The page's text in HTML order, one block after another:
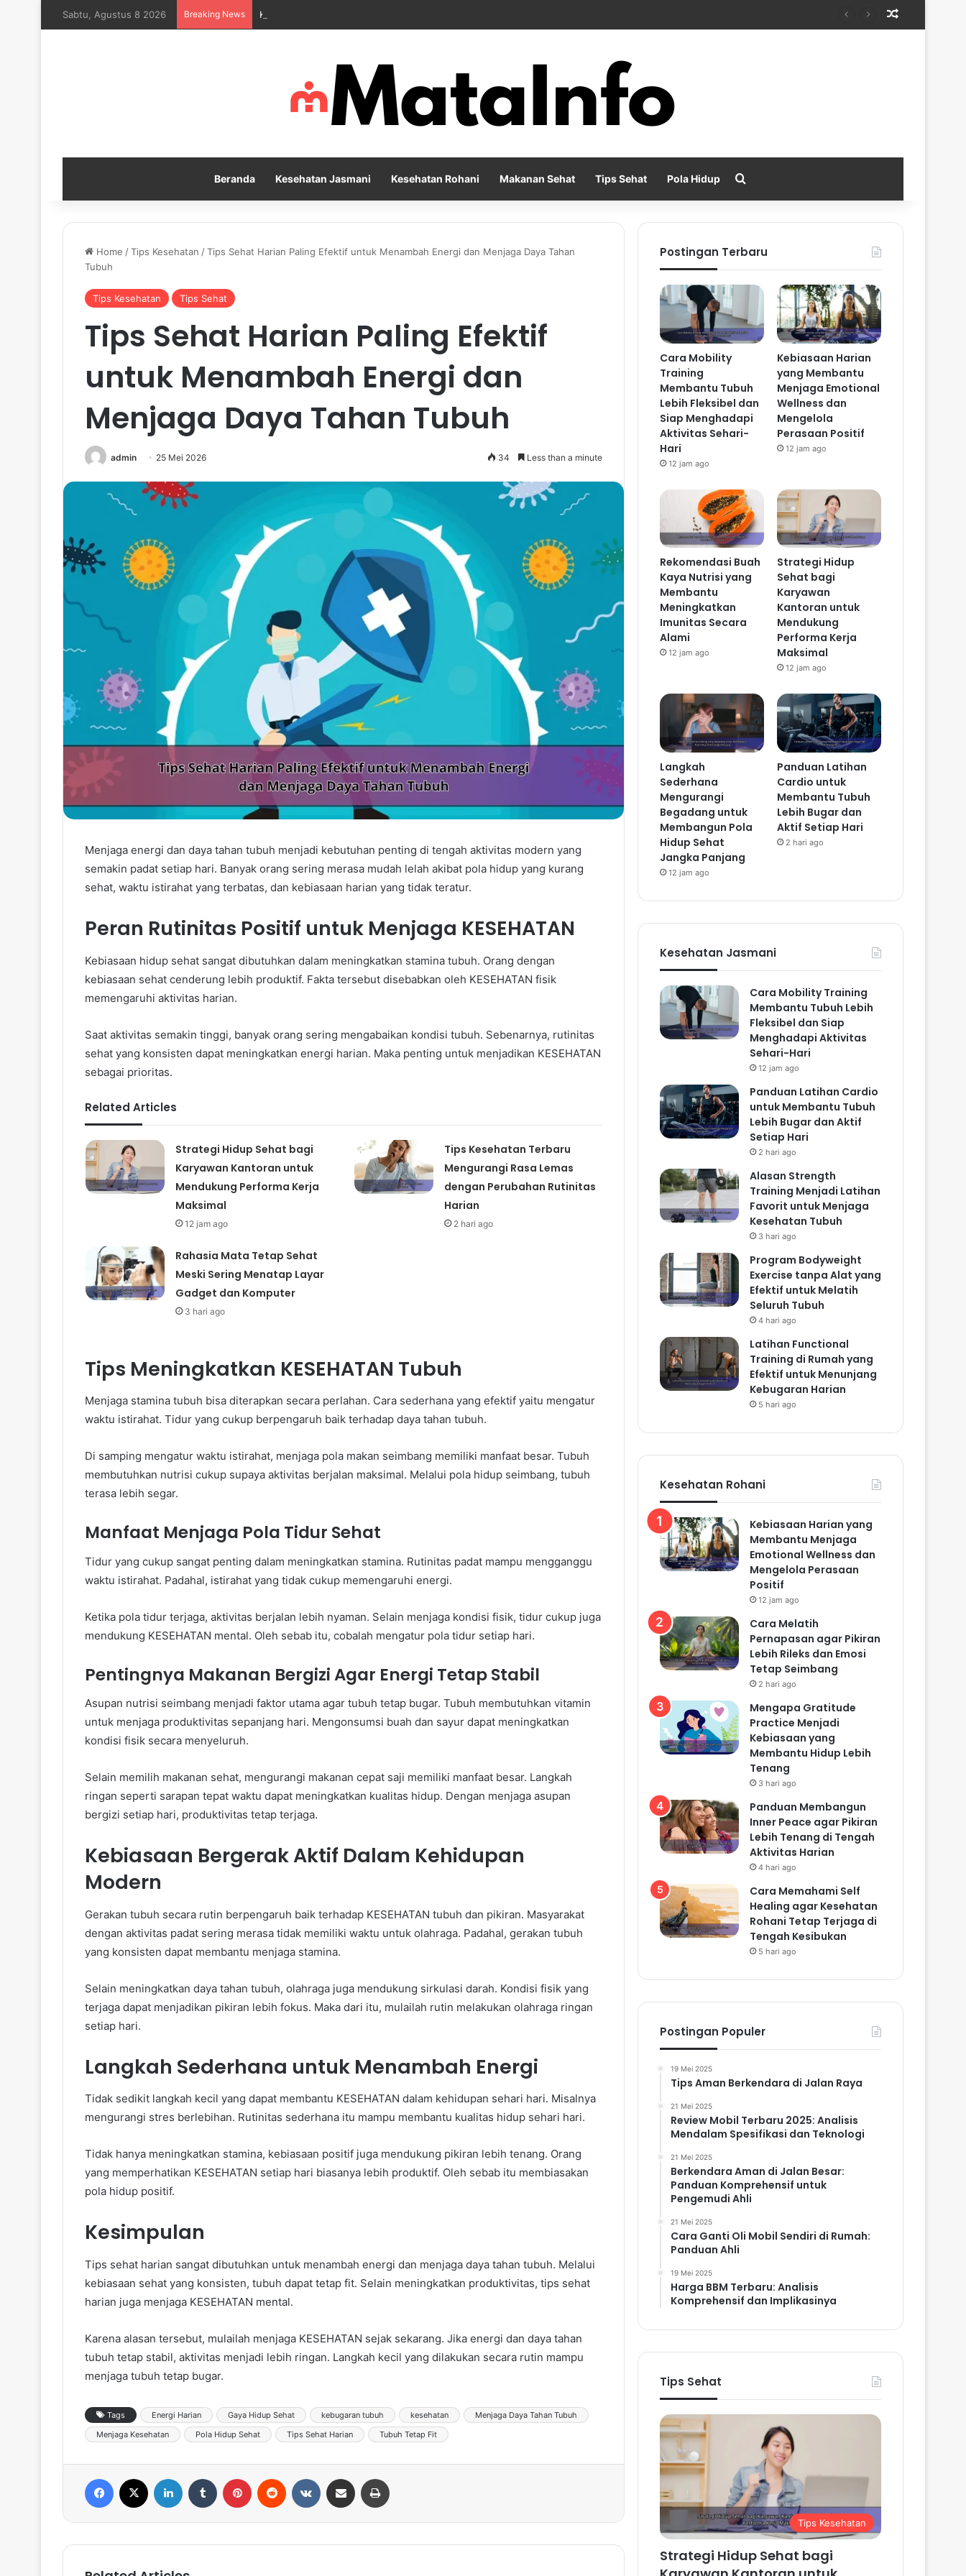
Sabtu, Agustus 8 2026 Breaking News Kebiasaan Harian yang Membantu Menjaga Emotional Wellness dan Mengelola Perasaan Positif
Beranda Kesehatan Jasmani Kesehatan Rohani Makanan Sehat Tips Sehat Pola Hidup
Home /Tips Kesehatan /Tips Sehat Harian Paling Efektif untuk Menambah Energi dan Menjaga Daya Tahan
Tubuh
Tips Kesehatan Tips Sehat
Tips Sehat Harian Paling Efektif
untuk Menambah Energi dan
Menjaga Daya Tahan Tubuh
admin 25 Mei 2026 34 Less than a minute
Menjaga energi dan daya tahan tubuh menjadi kebutuhan penting di tengah aktivitas modern yang
semakin padat setiap hari. Banyak orang sering merasa mudah lelah akibat pola hidup yang kurang
sehat, waktu istirahat yang terbatas, dan kebiasaan harian yang tidak teratur.
Peran Rutinitas Positif untuk Menjaga KESEHATAN
Kebiasaan hidup sehat sangat dibutuhkan dalam meningkatkan stamina tubuh. Orang dengan
kebiasaan sehat cenderung lebih produktif. Fakta tersebut disebabkan oleh KESEHATAN fisik
memengaruhi aktivitas harian.
Saat aktivitas semakin tinggi, banyak orang sering mengabaikan kondisi tubuh. Sebenarnya, rutinitas
sehat yang konsisten dapat meningkatkan energi harian. Maka penting untuk menjadikan KESEHATAN
sebagai prioritas.
Related Articles
Strategi Hidup Sehat bagi
Karyawan Kantoran untuk
Mendukung Performa Kerja
Maksimal
12 jam ago
Tips Kesehatan Terbaru
Mengurangi Rasa Lemas
dengan Perubahan Rutinitas
Harian
2 hari ago
Rahasia Mata Tetap Sehat
Meski Sering Menatap Layar
Gadget dan Komputer
3 hari ago
Tips Meningkatkan KESEHATAN Tubuh
Menjaga stamina tubuh bisa diterapkan secara perlahan. Cara sederhana yang efektif yaitu mengatur
waktu istirahat. Tidur yang cukup berpengaruh baik terhadap daya tahan tubuh.
Di samping mengatur waktu istirahat, menjaga pola makan seimbang memiliki manfaat besar. Tubuh
membutuhkan nutrisi cukup supaya aktivitas berjalan maksimal. Melalui pola hidup seimbang, tubuh
terasa lebih segar.
Manfaat Menjaga Pola Tidur Sehat
Tidur yang cukup sangat penting dalam meningkatkan stamina. Rutinitas padat mampu mengganggu
waktu istirahat. Padahal, istirahat yang tidak cukup memengaruhi energi.
Ketika pola tidur terjaga, aktivitas berjalan lebih nyaman. Selain menjaga kondisi fisik, tidur cukup juga
mendukung KESEHATAN mental. Oleh sebab itu, cobalah mengatur pola tidur setiap hari.
Pentingnya Makanan Bergizi Agar Energi Tetap Stabil
Asupan nutrisi seimbang menjadi faktor utama agar tubuh tetap bugar. Tubuh membutuhkan vitamin
untuk menjaga produktivitas sepanjang hari. Mengonsumsi buah dan sayur dapat meningkatkan
kondisi fisik secara menyeluruh.
Selain memilih makanan sehat, mengurangi makanan cepat saji memiliki manfaat besar. Langkah
ringan seperti sarapan tepat waktu dapat meningkatkan kualitas hidup. Dengan menjaga asupan
bergizi setiap hari, produktivitas tetap terjaga.
Kebiasaan Bergerak Aktif Dalam Kehidupan
Modern
Gerakan tubuh secara rutin berpengaruh baik terhadap KESEHATAN tubuh dan pikiran. Masyarakat
dengan aktivitas padat sering merasa tidak memiliki waktu untuk olahraga. Padahal, gerakan tubuh
yang konsisten dapat membantu menjaga stamina.
Selain meningkatkan daya tahan tubuh, olahraga juga mendukung sirkulasi darah. Kondisi fisik yang
terjaga dapat menjadikan pikiran lebih fokus. Maka dari itu, mulailah rutin melakukan olahraga ringan
setiap hari.
Langkah Sederhana untuk Menambah Energi
Tidak sedikit langkah kecil yang dapat membantu KESEHATAN dalam kehidupan sehari hari. Misalnya
mengurangi stres berlebihan. Rutinitas sederhana itu mampu membantu kualitas hidup sehari hari.
Tidak hanya meningkatkan stamina, kebiasaan positif juga mendukung pikiran lebih tenang. Orang
yang memperhatikan KESEHATAN setiap hari biasanya lebih produktif. Oleh sebab itu membiasakan
pola hidup positif.
Kesimpulan
Tips sehat harian sangat dibutuhkan untuk menambah energi dan menjaga daya tahan tubuh. Melalui
kebiasaan sehat yang konsisten, tubuh dapat tetap fit. Selain meningkatkan produktivitas, tips sehat
harian juga menjaga KESEHATAN mental.
Karena alasan tersebut, mulailah menjaga KESEHATAN sejak sekarang. Jika energi dan daya tahan
tubuh tetap stabil, aktivitas menjadi lebih ringan. Langkah kecil yang dilakukan secara rutin mampu
menjaga tubuh tetap bugar.
Tags Energi Harian Gaya Hidup Sehat kebugaran tubuh kesehatan
Menjaga Daya Tahan Tubuh
Menjaga Kesehatan
Pola Hidup Sehat Tips Sehat Harian Tubuh Tetap Fit
Postingan Terbaru
Cara Mobility
Training
Membantu Tubuh
Lebih Fleksibel dan
Siap Menghadapi
Aktivitas Sehari-
Hari
12 jam ago
Kebiasaan Harian
yang Membantu
Menjaga Emotional
Wellness dan
Mengelola
Perasaan Positif
12 jam ago
Rekomendasi Buah
Kaya Nutrisi yang
Membantu
Meningkatkan
Imunitas Secara
Alami
12 jam ago
Strategi Hidup
Sehat bagi
Karyawan
Kantoran untuk
Mendukung
Performa Kerja
Maksimal
12 jam ago
Langkah
Sederhana
Mengurangi
Begadang untuk
Membangun Pola
Hidup Sehat
Jangka Panjang
12 jam ago
Panduan Latihan
Cardio untuk
Membantu Tubuh
Lebih Bugar dan
Aktif Setiap Hari
2 hari ago
Kesehatan Jasmani
Cara Mobility Training
Membantu Tubuh Lebih
Fleksibel dan Siap
Menghadapi Aktivitas
Sehari-Hari
12 jam ago
Panduan Latihan Cardio
untuk Membantu Tubuh
Lebih Bugar dan Aktif
Setiap Hari
2 hari ago
Alasan Strength
Training Menjadi Latihan
Favorit untuk Menjaga
Kesehatan Tubuh
3 hari ago
Program Bodyweight
Exercise tanpa Alat yang
Efektif untuk Melatih
Seluruh Tubuh
4 hari ago
Latihan Functional
Training di Rumah yang
Efektif untuk Menunjang
Kebugaran Harian
5 hari ago
Kesehatan Rohani
Kebiasaan Harian yang
Membantu Menjaga
Emotional Wellness dan
Mengelola Perasaan
Positif
12 jam ago
Cara Melatih
Pernapasan agar Pikiran
Lebih Rileks dan Emosi
Tetap Seimbang
2 hari ago
Mengapa Gratitude
Practice Menjadi
Kebiasaan yang
Membantu Hidup Lebih
Tenang
3 hari ago
Panduan Membangun
Inner Peace agar Pikiran
Lebih Tenang di Tengah
Aktivitas Harian
4 hari ago
Cara Memahami Self
Healing agar Kesehatan
Rohani Tetap Terjaga di
Tengah Kesibukan
5 hari ago
Postingan Populer
19 Mei 2025
Tips Aman Berkendara di Jalan Raya
21 Mei 2025
Review Mobil Terbaru 2025: Analisis
Mendalam Spesifikasi dan Teknologi
21 Mei 2025
Berkendara Aman di Jalan Besar:
Panduan Komprehensif untuk
Pengemudi Ahli
21 Mei 2025
Cara Ganti Oli Mobil Sendiri di Rumah:
Panduan Ahli
19 Mei 2025
Harga BBM Terbaru: Analisis
Komprehensif dan Implikasinya
Tips Sehat
Tips Kesehatan
Strategi Hidup Sehat bagi